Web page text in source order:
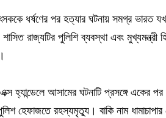
ধর্ষণের পর হত্যার ঘটনায় সমগ্র
রাজ্যটির পুলিশি ব্যবস্থা এবং মুখ্যমন্ত্রী
আসামের ঘটনাটি প্রসঙ্গে একের
হেফাজতে রহস্যমৃত্যু। বাকি নাম